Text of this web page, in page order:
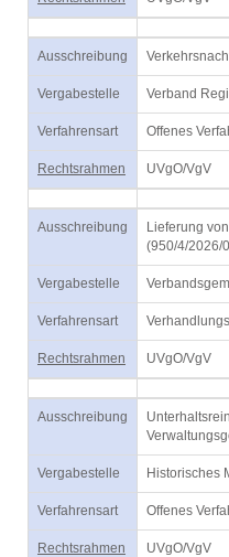
Ausschreibung
Vergabestelle Verband
Verfahrensart Offenes
Rechtsrahmen UVgO/VgV
Ausschreibung
Lieferung
(950/4/2026/
Vergabestelle
Verfahrensart
Rechtsrahmen UVgO/VgV
Ausschreibung
Vergabestelle Historisches
Verfahrensart Offenes
Rechtsrahmen UVgO/VgV